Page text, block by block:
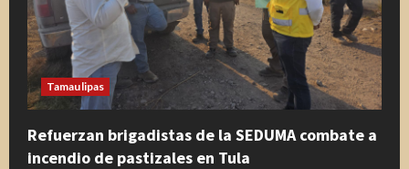
Tamaulipas
Refuerzan brigadistas de la SEDUMA combate a
incendio de pastizales en Tula